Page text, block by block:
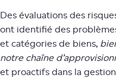
Des évaluations des
ont identifié des
et catégories de biens,
notre chaîne
et proactifs dans la